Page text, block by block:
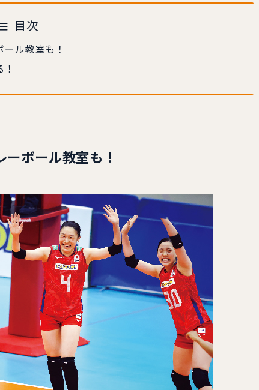
目次
ル教室も！
ボール教室も！